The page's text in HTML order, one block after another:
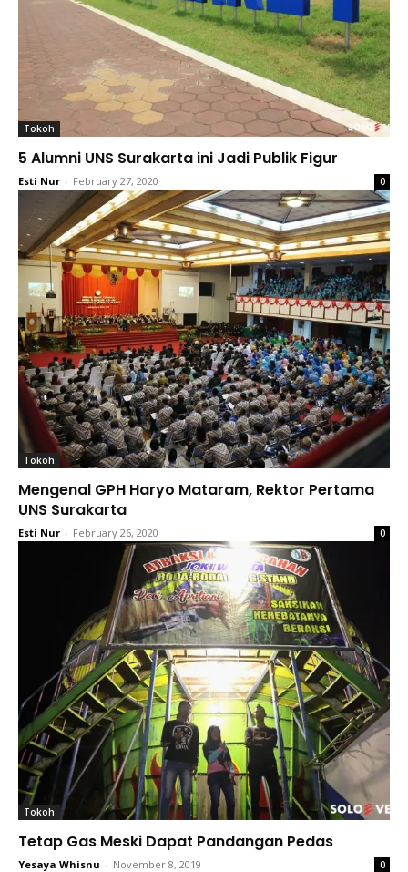
Tokoh
5 Alumni UNS Surakarta ini Jadi Publik Figur
Esti Nur - February 27, 2020 0
Tokoh
Mengenal GPH Haryo Mataram, Rektor Pertama
UNS Surakarta
Esti Nur - February 26, 2020 0
Tokoh
Tetap Gas Meski Dapat Pandangan Pedas
Yesaya Whisnu - November 8, 2019 0